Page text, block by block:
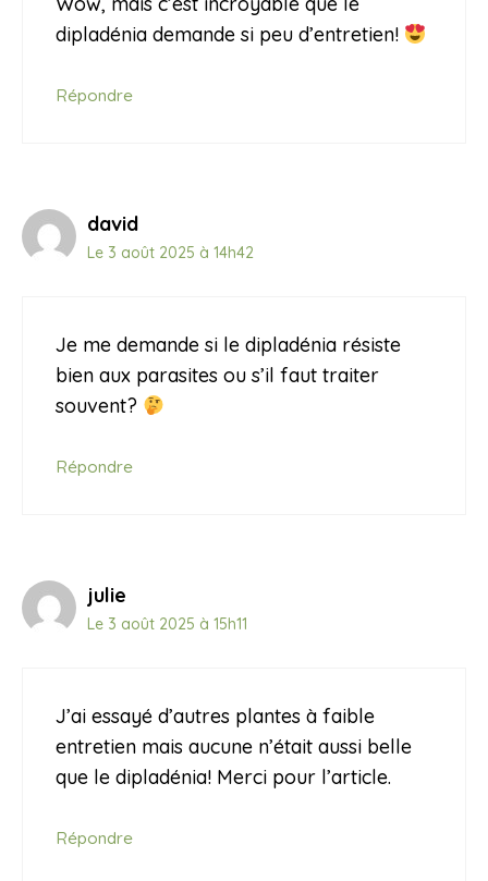
dipladénia demande si peu d’entretien!
Répondre
david
Le 3 août 2025 à 14h42
Je me demande si le dipladénia résiste
bien aux parasites ou s’il faut traiter
souvent?
Répondre
julie
Le 3 août 2025 à 15h11
J’ai essayé d’autres plantes à faible
entretien mais aucune n’était aussi belle
que le dipladénia! Merci pour l’article.
Répondre